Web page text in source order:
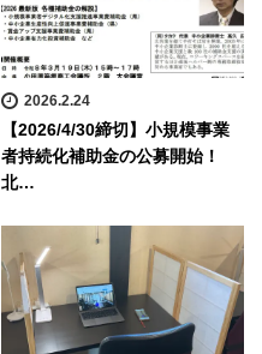
2026.2.24
【2026/4/30締切】小規模事業
者持続化補助金の公募開始！
北…